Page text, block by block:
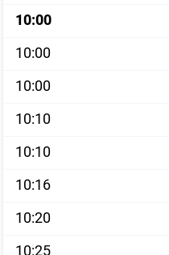
10:00
10:00
10:00
10:10
10:10
10:16
10:20